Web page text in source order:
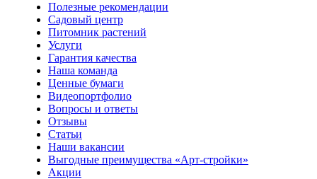
Полезные рекомендации
Садовый центр
Питомник растений
Услуги
Гарантия качества
Наша команда
Ценные бумаги
Видеопортфолио
Вопросы и ответы
Отзывы
Статьи
Наши вакансии
Выгодные преимущества «Арт-стройки»
Акции